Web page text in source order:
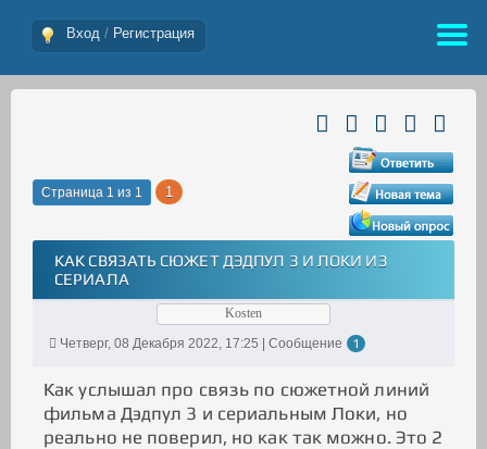
Вход / Регистрация
Страница 1 из 1 1
КАК СВЯЗАТЬ СЮЖЕТ ДЭДПУЛ 3 И ЛОКИ ИЗ
СЕРИАЛА
Kosten
Четверг, 08 Декабря 2022, 17:25 | Сообщение
1
Как услышал про связь по сюжетной линий
фильма Дэдпул 3 и сериальным Локи, но
реально не поверил, но как так можно. Это 2